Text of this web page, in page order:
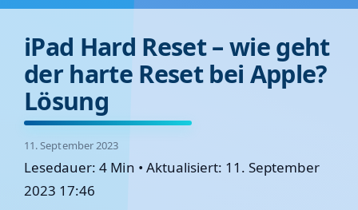
iPad Hard Reset – wie geht
der harte Reset bei Apple?
Lösung
11. September 2023
Lesedauer: 4 Min • Aktualisiert: 11. September
2023 17:46